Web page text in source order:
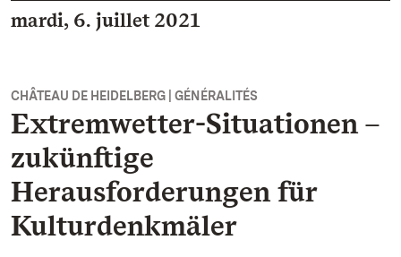
mardi, 6. juillet 2021
CHÂTEAU DE HEIDELBERG | GÉNÉRALITÉS
Extremwetter-Situationen –
zukünftige
Herausforderungen für
Kulturdenkmäler